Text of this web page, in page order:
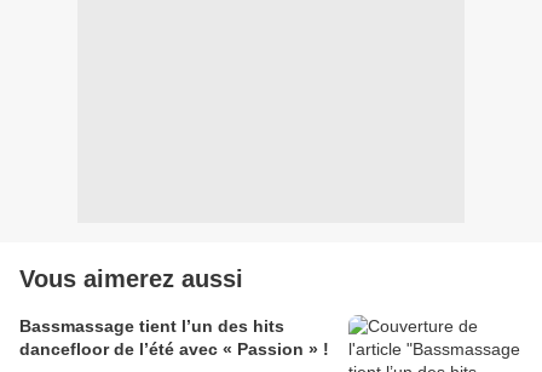
Vous aimerez aussi
Bassmassage tient l’un des hits
dancefloor de l’été avec « Passion » !